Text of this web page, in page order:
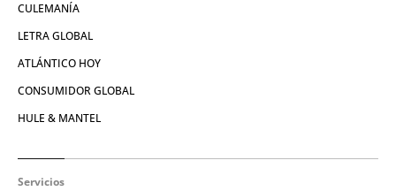
CULEMANÍA
LETRA GLOBAL
ATLÁNTICO HOY
CONSUMIDOR GLOBAL
HULE & MANTEL
Servicios